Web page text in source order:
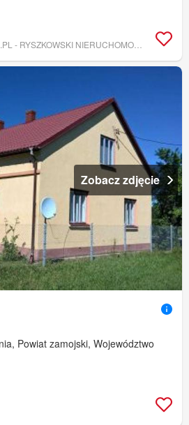
Zobacz zdjęcie
Powiat zamojski, Województwo